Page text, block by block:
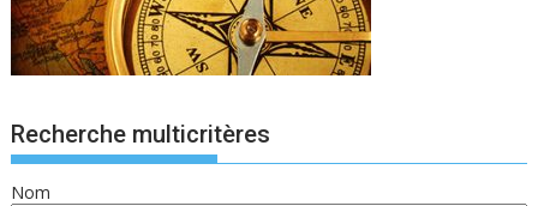
Recherche multicritères
Nom